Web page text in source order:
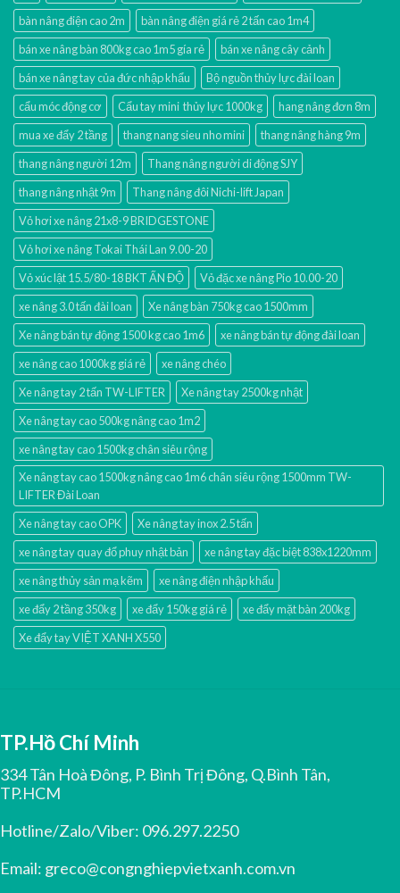
bàn nâng điện cao 2m
bàn nâng điện giá rẻ 2 tấn cao 1m4
bán xe nâng bàn 800kg cao 1m5 gía rẻ
bán xe nâng cây cảnh
bán xe nâng tay của đức nhập khẩu
Bộ nguồn thủy lực đài loan
cẩu móc động cơ
Cẩu tay mini thủy lực 1000kg
hang nâng đơn 8m
mua xe đẩy 2 tầng
thang nang sieu nho mini
thang nâng hàng 9m
thang nâng người 12m
Thang nâng người di động SJY
thang nâng nhật 9m
Thang nâng đôi Nichi-lift Japan
Vỏ hơi xe nâng 21x8-9 BRIDGESTONE
Vỏ hơi xe nâng Tokai Thái Lan 9.00-20
Vỏ xúc lật 15.5/80-18 BKT ẤN ĐỘ
Vỏ đặc xe nâng Pio 10.00-20
xe nâng 3.0 tấn đài loan
Xe nâng bàn 750kg cao 1500mm
Xe nâng bán tự động 1500 kg cao 1m6
xe nâng bán tự động đài loan
xe nâng cao 1000kg giá rẻ
xe nâng chéo
Xe nâng tay 2 tấn TW-LIFTER
Xe nâng tay 2500kg nhật
Xe nâng tay cao 500kg nâng cao 1m2
xe nâng tay cao 1500kg chân siêu rộng
Xe nâng tay cao 1500kg nâng cao 1m6 chân siêu rộng 1500mm TW-
LIFTER Đài Loan
Xe nâng tay cao OPK
Xe nâng tay inox 2.5 tấn
xe nâng tay quay đổ phuy nhật bản
xe nâng tay đặc biệt 838x1220mm
xe nâng thủy sản mạ kẽm
xe nâng điện nhập khấu
xe đẩy 2 tầng 350kg
xe đẩy 150kg giá rẻ
xe đẩy mặt bàn 200kg
Xe đẩy tay VIỆT XANH X550
TP.Hồ Chí Minh
334 Tân Hoà Đông, P. Bình Trị Đông, Q.Bình Tân,
TP.HCM
Hotline/Zalo/Viber: 096.297.2250
Email: greco@congnghiepvietxanh.com.vn